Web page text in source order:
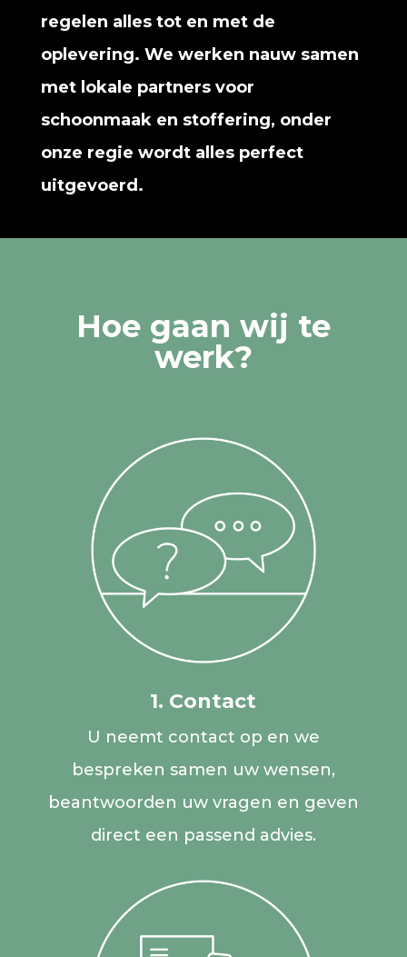
regelen alles tot en met de
oplevering. We werken nauw samen
met lokale partners voor
schoonmaak en stoffering, onder
onze regie wordt alles perfect
uitgevoerd.
Hoe gaan wij te
werk?
1. Contact
U neemt contact op en we
bespreken samen uw wensen,
beantwoorden uw vragen en geven
direct een passend advies.